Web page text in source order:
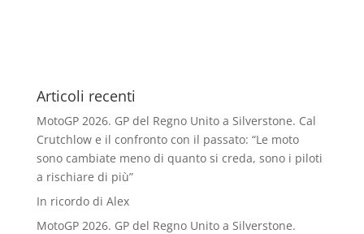
Articoli recenti
MotoGP 2026. GP del Regno Unito a Silverstone. Cal
Crutchlow e il confronto con il passato: “Le moto
sono cambiate meno di quanto si creda, sono i piloti
a rischiare di più”
In ricordo di Alex
MotoGP 2026. GP del Regno Unito a Silverstone.